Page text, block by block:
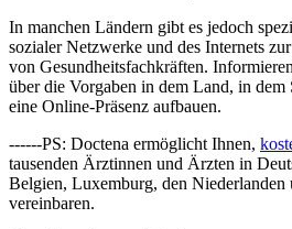
In manchen Ländern gibt es jedoch
sozialer Netzwerke und des Internets
von Gesundheitsfachkräften.
über die Vorgaben in dem Land, in dem
eine Online-Präsenz aufbauen.
------PS: Doctena ermöglicht Ihnen,
tausenden Ärztinnen und Ärzten in
Belgien, Luxemburg, den Niederlanden
vereinbaren.